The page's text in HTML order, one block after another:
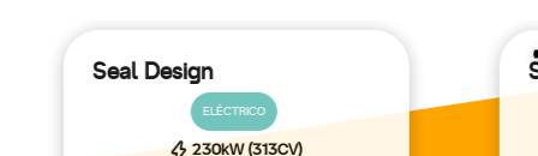
Seal Design
ELÉCTRICO
230kW (313CV)